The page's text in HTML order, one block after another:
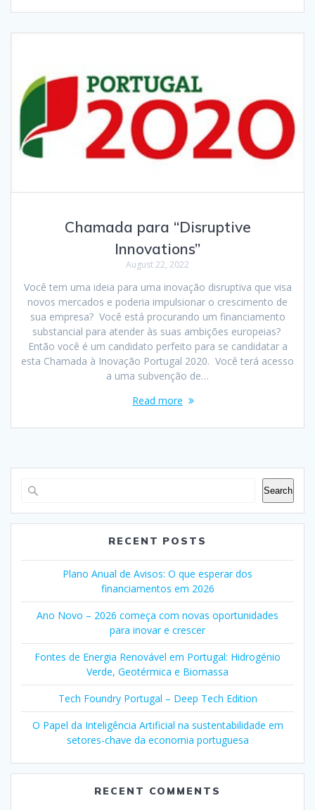
Chamada para “Disruptive
Innovations”
August 22, 2022
Você tem uma ideia para uma inovação disruptiva que visa
novos mercados e poderia impulsionar o crescimento de
sua empresa? Você está procurando um financiamento
substancial para atender às suas ambições europeias?
Então você é um candidato perfeito para se candidatar a
esta Chamada à Inovação Portugal 2020. Você terá acesso
a uma subvenção de…
Read more
Search
RECENT POSTS
Plano Anual de Avisos: O que esperar dos
financiamentos em 2026
Ano Novo – 2026 começa com novas oportunidades
para inovar e crescer
Fontes de Energia Renovável em Portugal: Hidrogénio
Verde, Geotérmica e Biomassa
Tech Foundry Portugal – Deep Tech Edition
O Papel da Inteligência Artificial na sustentabilidade em
setores-chave da economia portuguesa
RECENT COMMENTS